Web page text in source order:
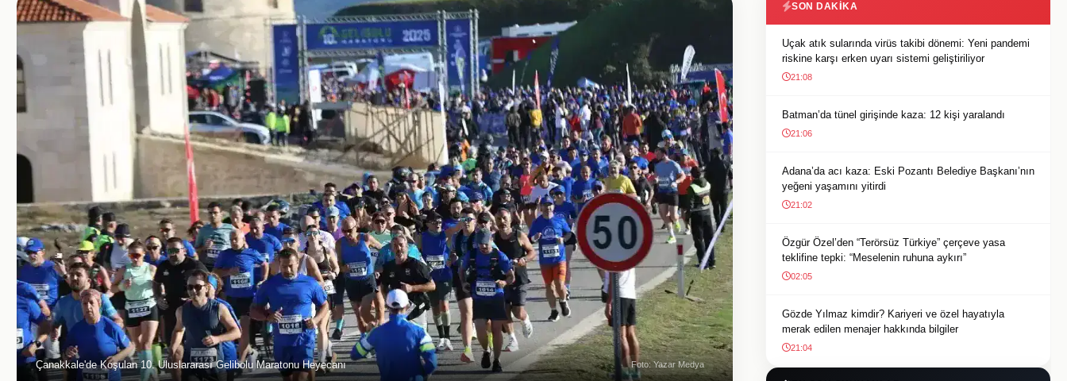
Çanakkale'de Koşulan 10. Uluslararası Gelibolu Maratonu Heyecanı Foto: Yazar Medya
SON DAKIKA
Uçak atık sularında virüs takibi dönemi: Yeni pandemi
riskine karşı erken uyarı sistemi geliştiriliyor
21:08
Batman’da tünel girişinde kaza: 12 kişi yaralandı
21:06
Adana’da acı kaza: Eski Pozantı Belediye Başkanı’nın
yeğeni yaşamını yitirdi
21:02
Özgür Özel’den “Terörsüz Türkiye” çerçeve yasa
teklifine tepki: “Meselenin ruhuna aykırı”
02:05
Gözde Yılmaz kimdir? Kariyeri ve özel hayatıyla
merak edilen menajer hakkında bilgiler
21:04